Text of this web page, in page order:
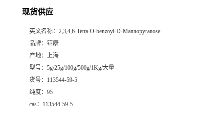
现货供应
英文名称： 2,3,4,6-Tetra-O-benzoyl-D-Mannopyranose
品牌： 钰康
产地： 上海
型号： 5g/25g/100g/500g/1Kg/大量
货号： 113544-59-5
纯度： 95
cas： 113544-59-5